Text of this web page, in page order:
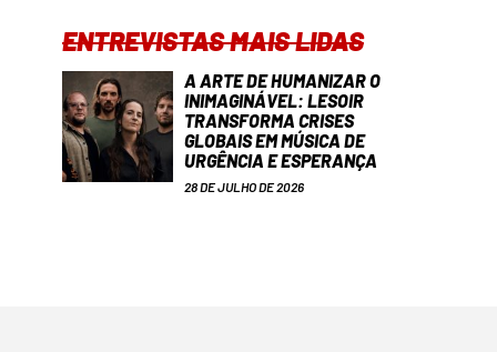
ENTREVISTAS MAIS LIDAS
A ARTE DE HUMANIZAR O
INIMAGINÁVEL: LESOIR
TRANSFORMA CRISES
GLOBAIS EM MÚSICA DE
URGÊNCIA E ESPERANÇA
28 DE JULHO DE 2026